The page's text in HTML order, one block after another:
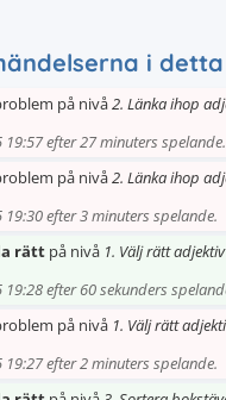
i
på nivå2. Länka ihop
19:57 efter 27 minuters spelande.
på nivå2. Länka ihop
19:30 efter 3 minuters spelande.
rätt på nivå 1. Välj rätt
19:28 efter 60 sekunders
på nivå 1. Välj rätt
19:27 efter 2 minuters spelande.